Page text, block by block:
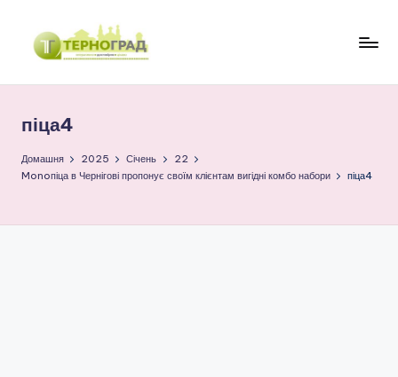
Перейти
р
н
г
цікаво
піца4
Домашня 2025 Січень
22
Monoпіца в Чернігові пропонує своїм клієнтам вигідні комбо набори
піца4